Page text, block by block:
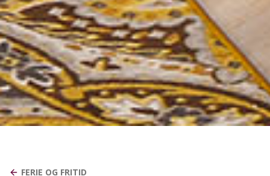
FERIE OG FRITID